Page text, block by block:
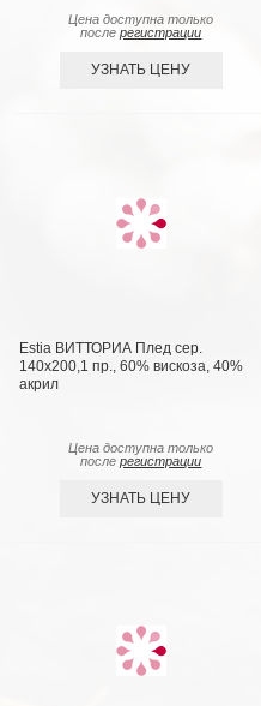
Цена доступна только
послерегистрации
УЗНАТЬ ЦЕНУ
Estia ВИТТОРИА Плед сер.
140х200,1 пр., 60% вискоза, 40%
акрил
Цена доступна только
послерегистрации
УЗНАТЬ ЦЕНУ